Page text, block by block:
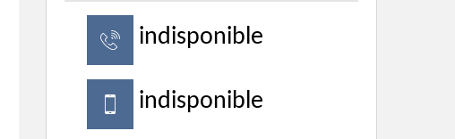
indisponible
indisponible